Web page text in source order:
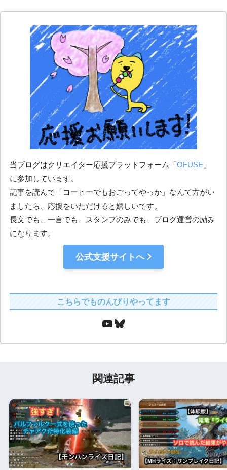
当ブログはクリエイター応援プラットフォーム「OFUSE 」
に参加しています。
記事を読んで「コーヒーでもおごってやっか」なんて方がい
ましたら、応援をいただけると嬉しいです。
長文でも、一言でも、スタンプのみでも、ブログ運営の励み
になります。
公式支援サイトへ
こちらでものんびりやってます
関連記事